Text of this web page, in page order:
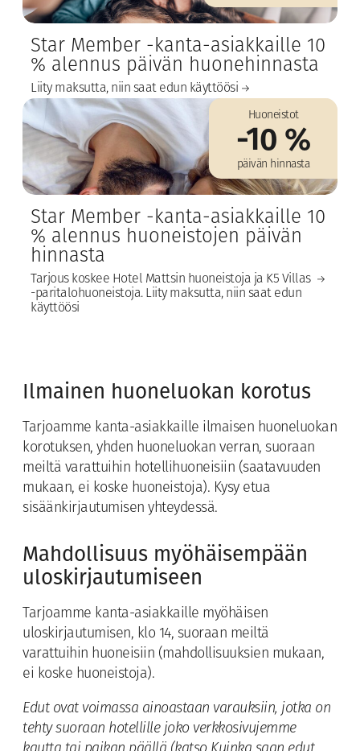
Star Member -kanta-asiakkaille 10
% alennus päivän huonehinnasta
Liity maksutta, niin saat edun käyttöösi
Huoneistot
-10 %
päivän hinnasta
Star Member -kanta-asiakkaille 10
% alennus huoneistojen päivän
hinnasta
Tarjous koskee Hotel Mattsin huoneistoja ja K5 Villas
-paritalohuoneistoja. Liity maksutta, niin saat edun
käyttöösi
Ilmainen huoneluokan korotus
Tarjoamme kanta-asiakkaille ilmaisen huoneluokan
korotuksen, yhden huoneluokan verran, suoraan
meiltä varattuihin hotellihuoneisiin (saatavuuden
mukaan, ei koske huoneistoja). Kysy etua
sisäänkirjautumisen yhteydessä.
Mahdollisuus myöhäisempään
uloskirjautumiseen
Tarjoamme kanta-asiakkaille myöhäisen
uloskirjautumisen, klo 14, suoraan meiltä
varattuihin huoneisiin (mahdollisuuksien mukaan,
ei koske huoneistoja).
Edut ovat voimassa ainoastaan varauksiin, jotka on
tehty suoraan hotellille joko verkkosivujemme